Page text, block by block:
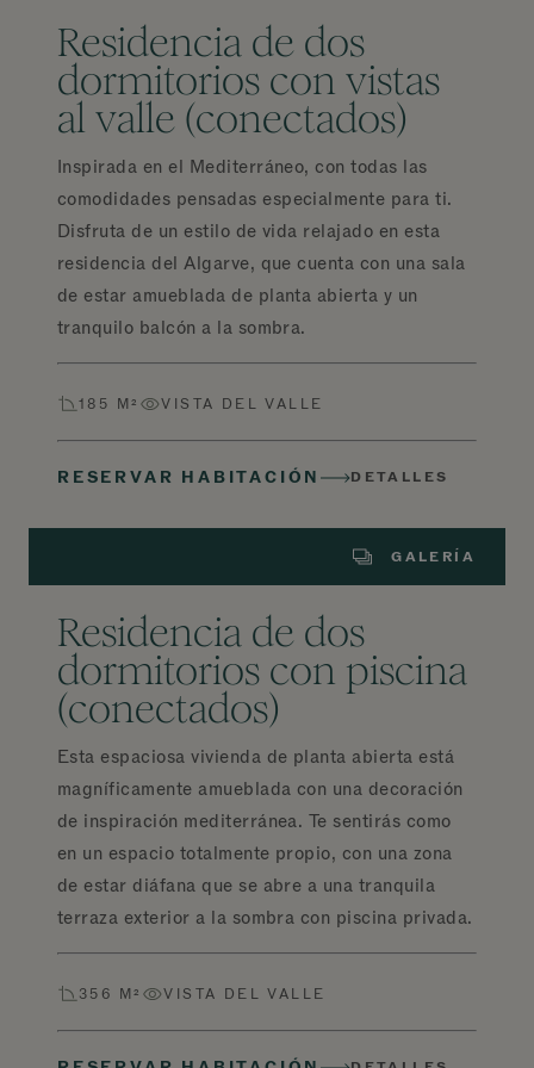
Residencia de dos
dormitorios con vistas
al valle (conectados)
Inspirada en el Mediterráneo, con todas las
comodidades pensadas especialmente para ti.
Disfruta de un estilo de vida relajado en esta
residencia del Algarve, que cuenta con una sala
de estar amueblada de planta abierta y un
tranquilo balcón a la sombra.
185 M² VISTA DEL VALLE
RESERVAR HABITACIÓN DETALLES
GALERÍA
Residencia de dos
dormitorios con piscina
(conectados)
Esta espaciosa vivienda de planta abierta está
magníficamente amueblada con una decoración
de inspiración mediterránea. Te sentirás como
en un espacio totalmente propio, con una zona
de estar diáfana que se abre a una tranquila
terraza exterior a la sombra con piscina privada.
356 M² VISTA DEL VALLE